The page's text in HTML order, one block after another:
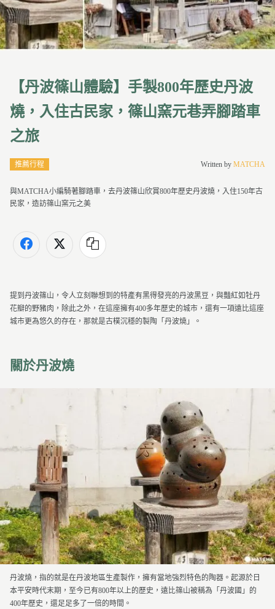
【丹波篠山體驗】手製800年歷史丹波
燒，入住古民家，篠山窯元巷弄腳踏車
之旅
推薦行程 Written by MATCHA
與MATCHA小編騎著腳踏車，去丹波篠山欣賞800年歷史丹波燒，入住150年古
民家，造訪篠山窯元之美
提到丹波篠山，令人立刻聯想到的特產有黑得發亮的丹波黑豆，與豔紅如牡丹
花瓣的野豬肉，除此之外，在這座擁有400多年歷史的城市，還有一項遠比這座
城市更為悠久的存在，那就是古樸沉穩的製陶「丹波燒」。
關於丹波燒
丹波燒，指的就是在丹波地區生產製作，擁有當地強烈特色的陶器。起源於日
本平安時代末期，至今已有800年以上的歷史，遠比篠山被稱為「丹波國」的
400年歷史，還足足多了一倍的時間。